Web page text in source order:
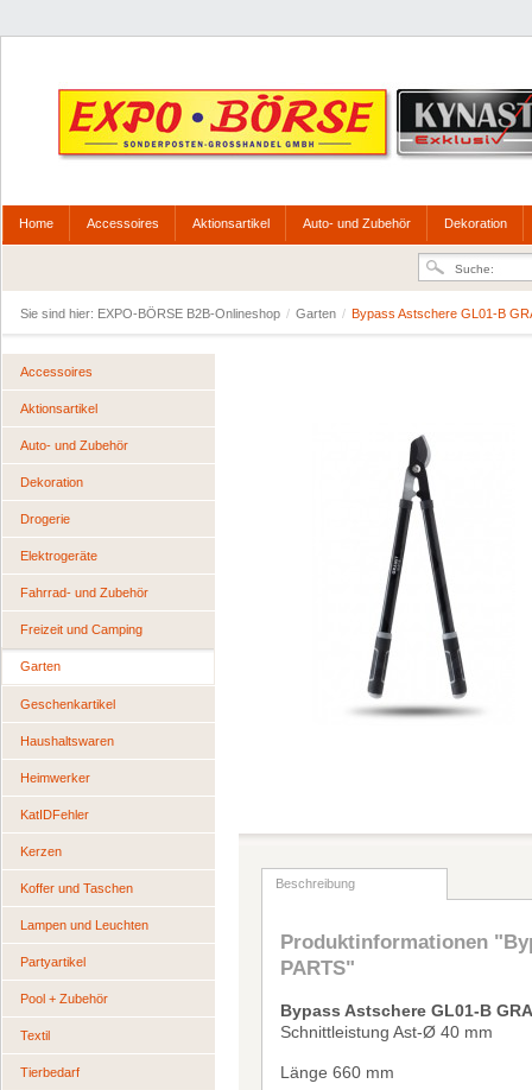
Home Accessoires Aktionsartikel Auto- und Zubehör Dekoration
Sie sind hier: EXPO-BÖRSE B2B-Onlineshop / Garten / Bypass Astschere GL01-B
Accessoires
Aktionsartikel
Auto- und Zubehör
Dekoration
Drogerie
Elektrogeräte
Fahrrad- und Zubehör
Freizeit und Camping
Garten
Geschenkartikel
Haushaltswaren
Heimwerker
KatIDFehler
Kerzen
Koffer und Taschen
Lampen und Leuchten
Partyartikel
Pool + Zubehör
Textil
Tierbedarf
Beschreibung
Produktinformationen
PARTS"
Bypass Astschere GL01-B
Schnittleistung Ast-Ø 40 mm
Länge 660 mm